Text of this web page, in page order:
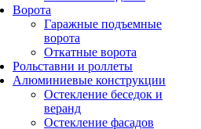
Ворота
Гаражные подъемные
ворота
Откатные ворота
Рольставни и роллеты
Алюминиевые конструкции
Остекление беседок и
веранд
Остекление фасадов